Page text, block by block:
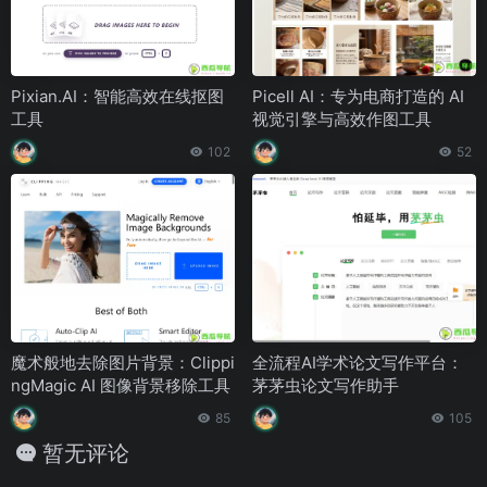
Pixian.AI：智能高效在线抠图
工具
102
Picell AI：专为电商打造的 AI
视觉引擎与高效作图工具
52
魔术般地去除图片背景：Clippi
ngMagic AI 图像背景移除工具
85
全流程AI学术论文写作平台：
茅茅虫论文写作助手
105
暂无评论